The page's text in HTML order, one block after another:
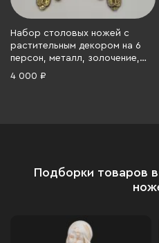
Набор столовых ножей с
растительным декором на 6
персон, металл, золочение,
Италия, 1990-2015 гг.
4 000 ₽
Подборки товаров